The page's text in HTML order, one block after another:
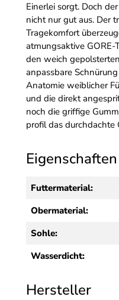
Einerlei sorgt. Doch
nicht nur gut aus. Der
Trage­komfort
atmungs­aktive
den weich
anpassbare
Anatomie weib­licher
und die direkt
noch die griffige
profil das
Eigenschaften
Futtermaterial:
Obermaterial:
Sohle:
Wasserdicht:
Hersteller